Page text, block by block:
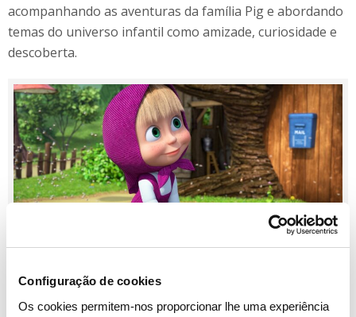
Configuração de cookies
Os cookies permitem-nos proporcionar lhe uma experiência
acompanhando as aventuras da família Pig e abordando
temas do universo infantil como amizade, curiosidade e
descoberta.
Também a7 de março, às 11h30, estreia a 8.ª